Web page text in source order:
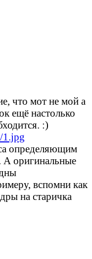
что мот не мой а
ещё настолько
:)
1.jpg
определяющим
А оригинальные
вспомни как
на старичка